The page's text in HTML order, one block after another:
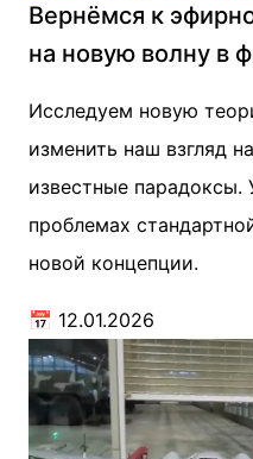
Вернёмся к
на новую волну в
Исследуем новую
изменить наш взгляд
известные парадоксы.
проблемах
новой концепции.
📅 12.01.2026